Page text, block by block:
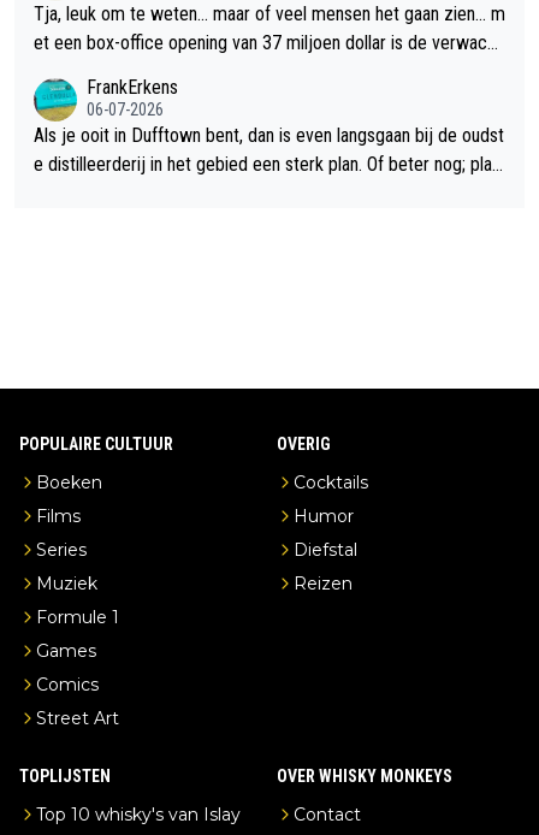
Tja, leuk om te weten... maar of veel mensen het gaan zien... m
et een box-office opening van 37 miljoen dollar is de verwacht
FrankErkens
06-07-2026
Als je ooit in Dufftown bent, dan is even langsgaan bij de oudst
e distilleerderij in het gebied een sterk plan. Of beter nog; plan
POPULAIRE CULTUUR
Boeken
Films
Series
Muziek
Formule 1
Games
Comics
Street Art
OVERIG
Cocktails
Humor
Diefstal
Reizen
TOPLIJSTEN
Top 10 whisky's van Islay
OVER WHISKY MONKEYS
Contact